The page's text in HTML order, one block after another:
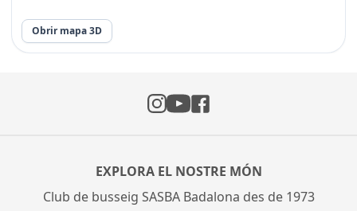
Obrir mapa 3D
EXPLORA EL NOSTRE MÓN
Club de busseig SASBA Badalona des de 1973